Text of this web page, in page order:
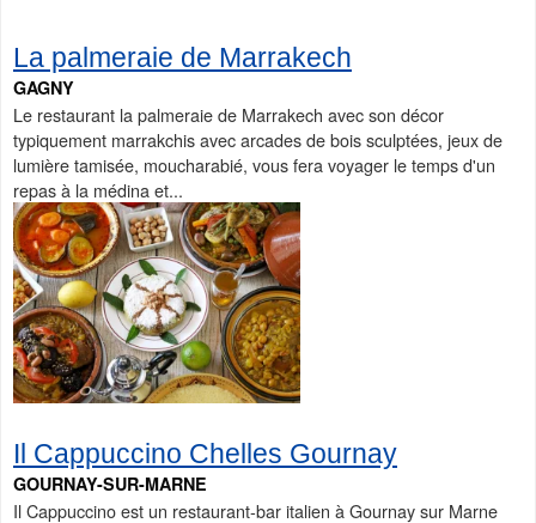
La palmeraie de Marrakech
GAGNY
Le restaurant la palmeraie de Marrakech avec son décor
typiquement marrakchis avec arcades de bois sculptées, jeux de
lumière tamisée, moucharabié, vous fera voyager le temps d'un
repas à la médina et...
Il Cappuccino Chelles Gournay
GOURNAY-SUR-MARNE
Il Cappuccino est un restaurant-bar italien à Gournay sur Marne